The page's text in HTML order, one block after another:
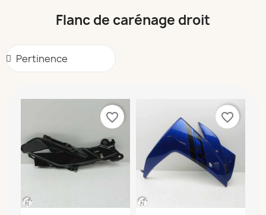
Flanc de carénage droit
favorite_border favorite_border